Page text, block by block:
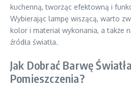
kuchenną, tworząc efektowną i
Wybierając lampę wiszącą, warto
kolor i materiał wykonania, a także
źródła światła.
Jak Dobrać Barwę
Pomieszczenia?